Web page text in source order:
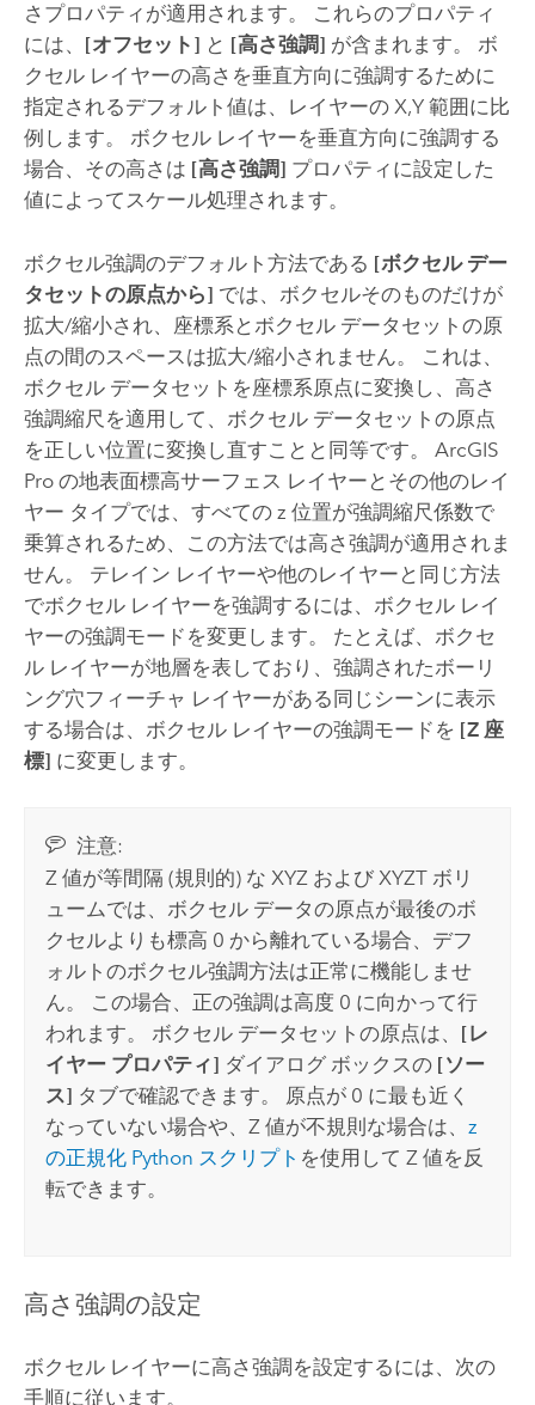
さプロパティが適用されます。 これらのプロパティ
には、 [オフセット] と [高さ強調] が含まれます。 ボ
クセル レイヤーの高さを垂直方向に強調するために
指定されるデフォルト値は、レイヤーの X,Y 範囲に比
例します。 ボクセル レイヤーを垂直方向に強調する
場合、その高さは [高さ強調] プロパティに設定した
値によってスケール処理されます。
ボクセル強調のデフォルト方法である [ボクセル デー
タセットの原点から] では、ボクセルそのものだけが
拡大/縮小され、座標系とボクセル データセットの原
点の間のスペースは拡大/縮小されません。 これは、
ボクセル データセットを座標系原点に変換し、高さ
強調縮尺を適用して、ボクセル データセットの原点
を正しい位置に変換し直すことと同等です。 ArcGIS
Proの地表面標高サーフェス レイヤーとその他のレイ
ヤー タイプでは、すべての z 位置が強調縮尺係数で
乗算されるため、この方法では高さ強調が適用されま
せん。 テレイン レイヤーや他のレイヤーと同じ方法
でボクセル レイヤーを強調するには、ボクセル レイ
ヤーの強調モードを変更します。 たとえば、ボクセ
ル レイヤーが地層を表しており、強調されたボーリ
ング穴フィーチャ レイヤーがある同じシーンに表示
する場合は、ボクセル レイヤーの強調モードを [Z 座
標] に変更します。
注意:
Z 値が等間隔 (規則的) な XYZ および XYZT ボリ
ュームでは、ボクセル データの原点が最後のボ
クセルよりも標高 0 から離れている場合、デフ
ォルトのボクセル強調方法は正常に機能しませ
ん。 この場合、正の強調は高度 0 に向かって行
われます。 ボクセル データセットの原点は、 [レ
イヤー プロパティ] ダイアログ ボックスの [ソー
ス] タブで確認できます。 原点が 0 に最も近く
なっていない場合や、Z 値が不規則な場合は、z
の正規化 Python スクリプト を使用して Z 値を反
転できます。
高さ強調の設定
ボクセル レイヤーに高さ強調を設定するには、次の
手順に従います。